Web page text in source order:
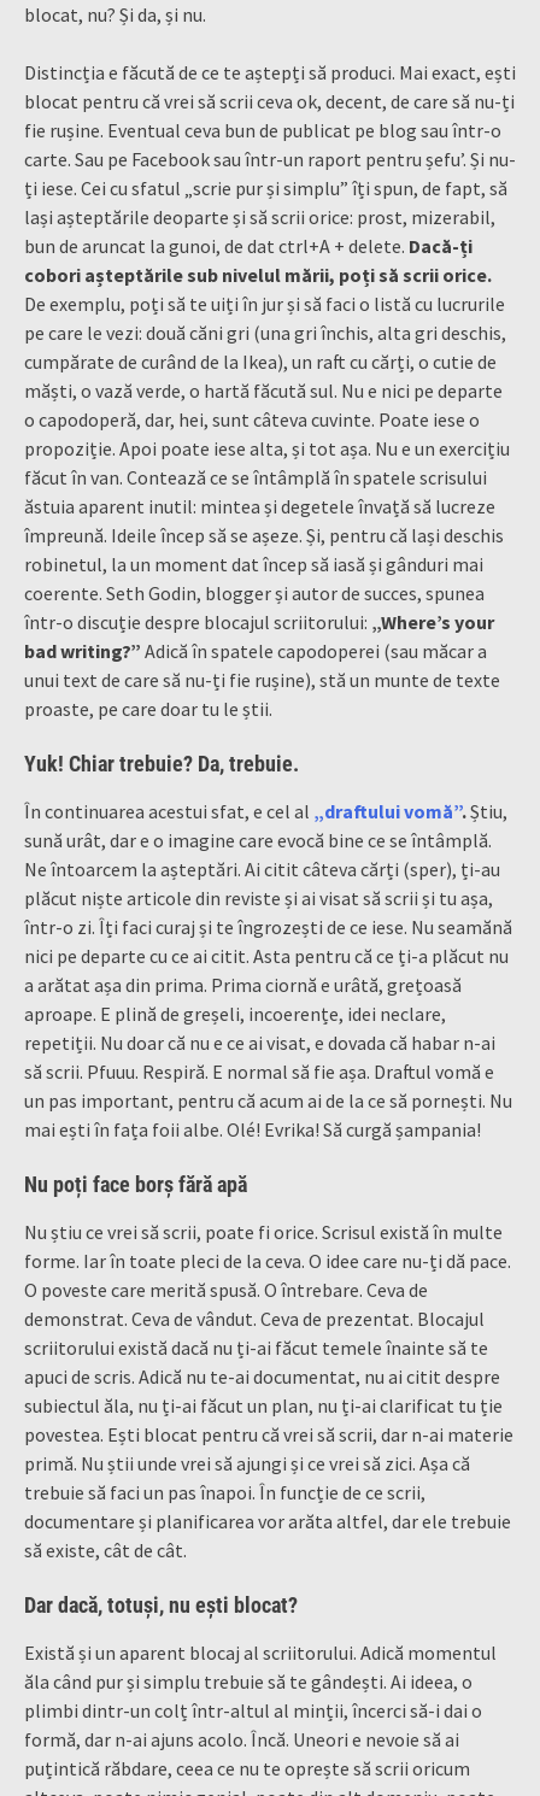
blocat, nu? Și da, și nu.
Distincția e făcută de ce te aștepți să produci. Mai exact, ești
blocat pentru că vrei să scrii ceva ok, decent, de care să nu-ți
fie rușine. Eventual ceva bun de publicat pe blog sau într-o
carte. Sau pe Facebook sau într-un raport pentru șefu’. Și nu-
ți iese. Cei cu sfatul „scrie pur și simplu” îți spun, de fapt, să
lași așteptările deoparte și să scrii orice: prost, mizerabil,
bun de aruncat la gunoi, de dat ctrl+A + delete. Dacă-ți
cobori așteptările sub nivelul mării, poți să scrii orice.
De exemplu, poți să te uiți în jur și să faci o listă cu lucrurile
pe care le vezi: două căni gri (una gri închis, alta gri deschis,
cumpărate de curând de la Ikea), un raft cu cărți, o cutie de
măști, o vază verde, o hartă făcută sul. Nu e nici pe departe
o capodoperă, dar, hei, sunt câteva cuvinte. Poate iese o
propoziție. Apoi poate iese alta, și tot așa. Nu e un exercițiu
făcut în van. Contează ce se întâmplă în spatele scrisului
ăstuia aparent inutil: mintea și degetele învață să lucreze
împreună. Ideile încep să se așeze. Și, pentru că lași deschis
robinetul, la un moment dat încep să iasă și gânduri mai
coerente. Seth Godin, blogger și autor de succes, spunea
într-o discuție despre blocajul scriitorului: „Where’s your
bad writing?” Adică în spatele capodoperei (sau măcar a
unui text de care să nu-ți fie rușine), stă un munte de texte
proaste, pe care doar tu le știi.
Yuk! Chiar trebuie? Da, trebuie.
În continuarea acestui sfat, e cel al „draftului vomă”.Știu,
sună urât, dar e o imagine care evocă bine ce se întâmplă.
Ne întoarcem la așteptări. Ai citit câteva cărți (sper), ți-au
plăcut niște articole din reviste și ai visat să scrii și tu așa,
într-o zi. Îți faci curaj și te îngrozești de ce iese. Nu seamănă
nici pe departe cu ce ai citit. Asta pentru că ce ți-a plăcut nu
a arătat așa din prima. Prima ciornă e urâtă, grețoasă
aproape. E plină de greșeli, incoerențe, idei neclare,
repetiții. Nu doar că nu e ce ai visat, e dovada că habar n-ai
să scrii. Pfuuu. Respiră. E normal să fie așa. Draftul vomă e
un pas important, pentru că acum ai de la ce să pornești. Nu
mai ești în fața foii albe. Olé! Evrika! Să curgă șampania!
Nu poți face borș fără apă
Nu știu ce vrei să scrii, poate fi orice. Scrisul există în multe
forme. Iar în toate pleci de la ceva. O idee care nu-ți dă pace.
O poveste care merită spusă. O întrebare. Ceva de
demonstrat. Ceva de vândut. Ceva de prezentat. Blocajul
scriitorului există dacă nu ți-ai făcut temele înainte să te
apuci de scris. Adică nu te-ai documentat, nu ai citit despre
subiectul ăla, nu ți-ai făcut un plan, nu ți-ai clarificat tu ție
povestea. Ești blocat pentru că vrei să scrii, dar n-ai materie
primă. Nu știi unde vrei să ajungi și ce vrei să zici. Așa că
trebuie să faci un pas înapoi. În funcție de ce scrii,
documentare și planificarea vor arăta altfel, dar ele trebuie
să existe, cât de cât.
Dar dacă, totuși, nu ești blocat?
Există și un aparent blocaj al scriitorului. Adică momentul
ăla când pur și simplu trebuie să te gândești. Ai ideea, o
plimbi dintr-un colț într-altul al minții, încerci să-i dai o
formă, dar n-ai ajuns acolo. Încă. Uneori e nevoie să ai
puțintică răbdare, ceea ce nu te oprește să scrii oricum